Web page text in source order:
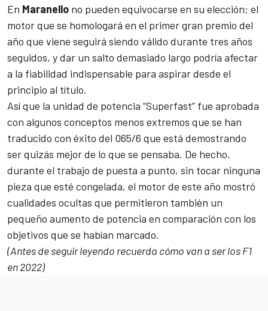
En Maranello no pueden equivocarse en su elección: el
motor que se homologará en el primer gran premio del
año que viene seguirá siendo válido durante tres años
seguidos, y dar un salto demasiado largo podría afectar
a la fiabilidad indispensable para aspirar desde el
principio al título.
Así que la unidad de potencia “Superfast” fue aprobada
con algunos conceptos menos extremos que se han
traducido con éxito del 065/6 que está demostrando
ser quizás mejor de lo que se pensaba. De hecho,
durante el trabajo de puesta a punto, sin tocar ninguna
pieza que esté congelada, el motor de este año mostró
cualidades ocultas que permitieron también un
pequeño aumento de potencia en comparación con los
objetivos que se habían marcado.
(Antes de seguir leyendo recuerda cómo van a ser los F1
en 2022)